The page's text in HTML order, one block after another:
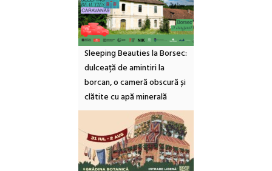
Sleeping Beauties la Borsec:
dulceață de amintiri la
borcan, o cameră obscură și
clătite cu apă minerală